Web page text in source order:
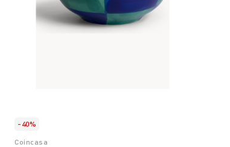
-40%
Coincasa